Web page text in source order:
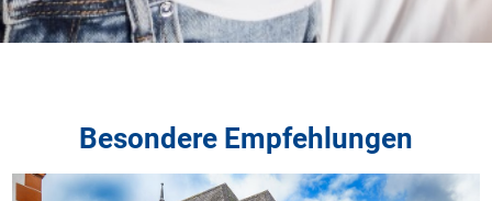
Besondere Empfehlungen